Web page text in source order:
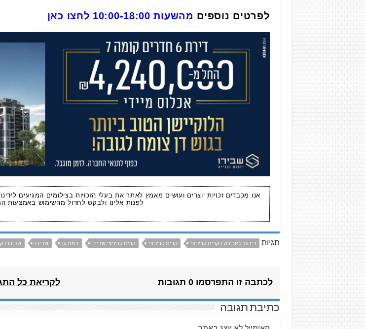
לפרטים נוספים מהשעות 10:00-18:00 לחצו כאן
אנו מכבדים זכויות יוצרים ועושים מאמץ לאתר את בעלי הזכויות בצילומים המגיעים
לפנות אלינו ולבקש לחדול מהשימוש באמצעות
תגיות דירות למכירה בקרית קריניצי קרית קריניצי קרית קריניצי שבירו רמת גן שבירו שבירו
לכתבה זו התפרסמו 0 תגובות לקריאת כל
כתיבת תגובה